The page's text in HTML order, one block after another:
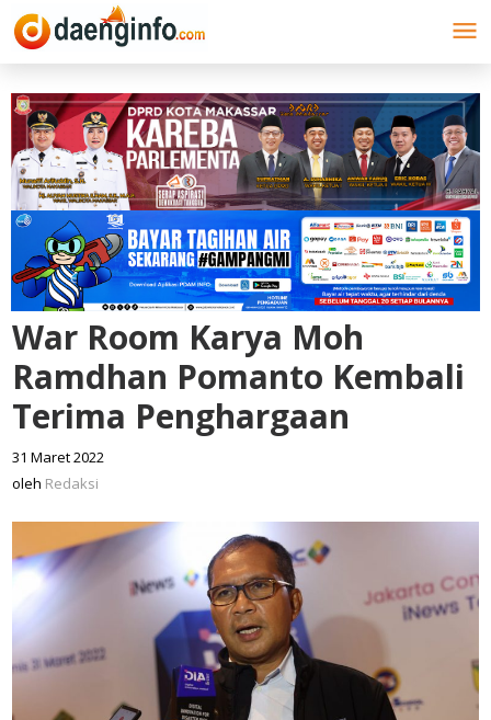
Lewati
ke
War Room Karya Moh
Ramdhan Pomanto Kembali
Terima Penghargaan
31 Maret 2022
oleh Redaksi